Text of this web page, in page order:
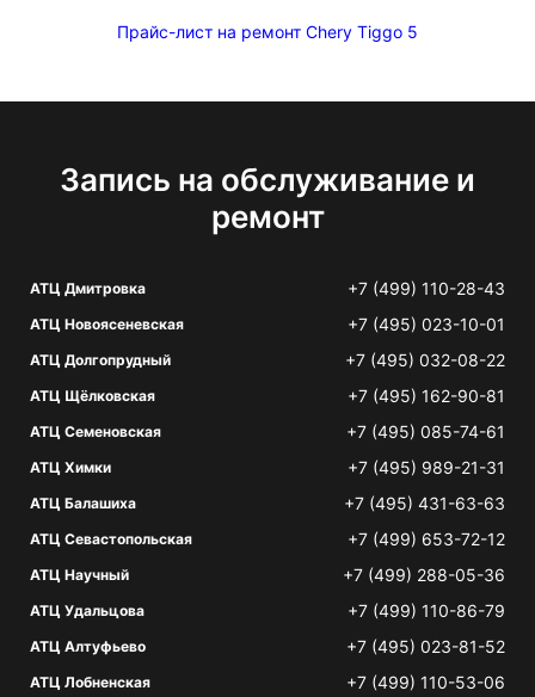
Прайс-лист на ремонт Chery Tiggo 5
Запись на обслуживание и
ремонт
АТЦ Дмитровка +7 (499) 110-28-43
АТЦ Новоясеневская +7 (495) 023-10-01
АТЦ Долгопрудный +7 (495) 032-08-22
АТЦ Щёлковская +7 (495) 162-90-81
АТЦ Семеновская +7 (495) 085-74-61
АТЦ Химки +7 (495) 989-21-31
АТЦ Балашиха +7 (495) 431-63-63
АТЦ Севастопольская +7 (499) 653-72-12
АТЦ Научный +7 (499) 288-05-36
АТЦ Удальцова +7 (499) 110-86-79
АТЦ Алтуфьево +7 (495) 023-81-52
АТЦ Лобненская +7 (499) 110-53-06